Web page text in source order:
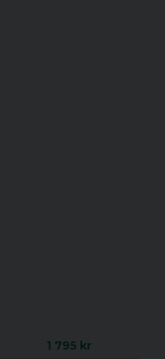
1 795 kr